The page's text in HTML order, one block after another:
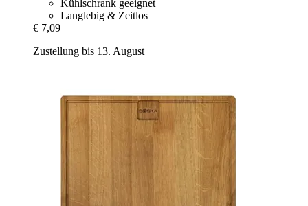
Kühlschrank geeignet
Langlebig & Zeitlos
€ 7,09
Zustellung bis 13. August